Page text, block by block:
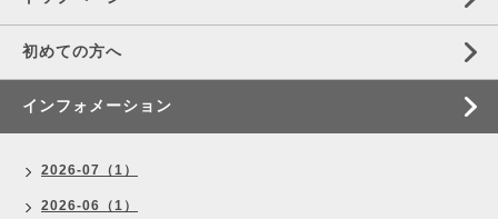
初めての方へ
インフォメーション
2026-07（1）
2026-06（1）